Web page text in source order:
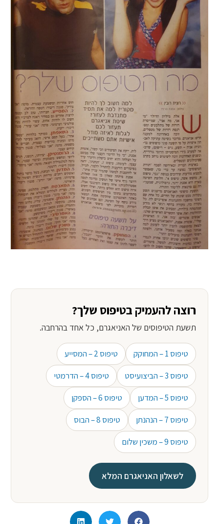
רוצה להעמיק בטיפוס שלך?
תשעת הטיפוסים של האניאגרם, כל אחד בהרחבה.
טיפוס 1 – המחוקק טיפוס 2 – המסייע
טיפוס 3 – הביצועיסט טיפוס 4 – הדרמטי
טיפוס 5 – המדען טיפוס 6 – הספקן
טיפוס 7 – הנהנתן טיפוס 8 – הבוס
טיפוס 9 – משכין שלום
לשאלון האניאגרם המלא